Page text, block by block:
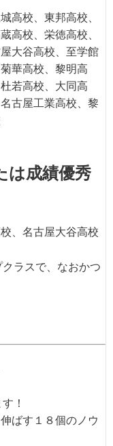
高校、東邦高校、
高校、栄徳高校、
大谷高校、至学館
華高校、黎明高
若高校、大同高
古屋工業高校、黎
は成績優秀
、名古屋大谷高校
ラスで、なおかつ
！
ばす１８個のノウ